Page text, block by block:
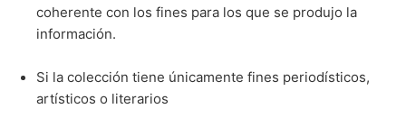
coherente con los fines para los que se produjo la
información.
Si la colección tiene únicamente fines periodísticos,
artísticos o literarios